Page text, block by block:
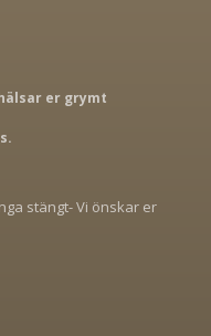
er grymt
stängt- Vi önskar er